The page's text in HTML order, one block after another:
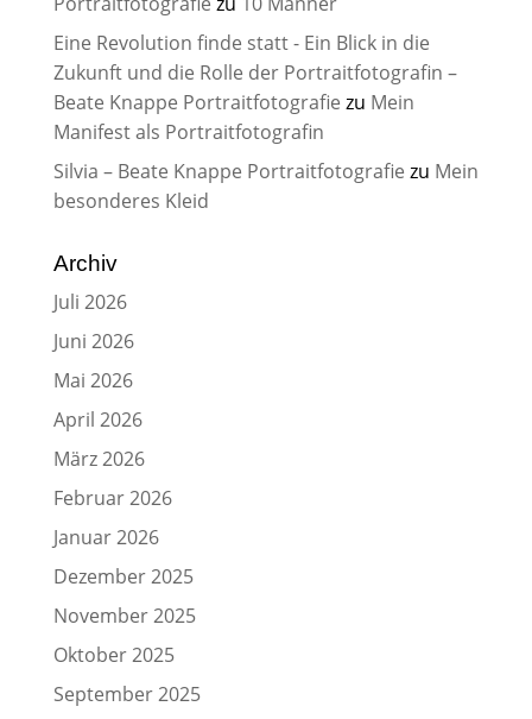
Eine Revolution finde statt - Ein Blick in die
Zukunft und die Rolle der Portraitfotografin –
Beate Knappe Portraitfotografie zu Mein
Manifest als Portraitfotografin
Silvia – Beate Knappe Portraitfotografie zu Mein
besonderes Kleid
Archiv
Juli 2026
Juni 2026
Mai 2026
April 2026
März 2026
Februar 2026
Januar 2026
Dezember 2025
November 2025
Oktober 2025
September 2025